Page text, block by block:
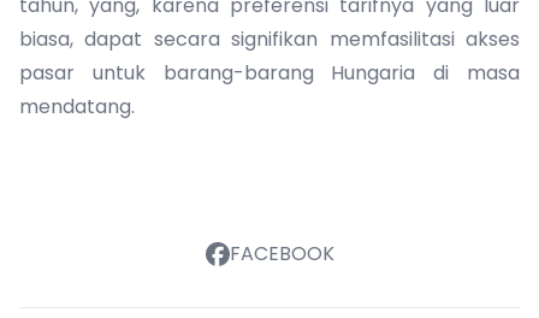
biasa, dapat secara signifikan memfasilitasi akses
pasar untuk barang-barang Hungaria di masa
mendatang.
FACEBOOK